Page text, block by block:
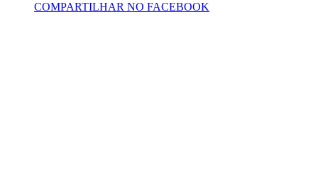
COMPARTILHAR NO FACEBOOK